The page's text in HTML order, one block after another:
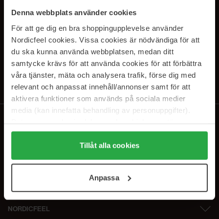
Denna webbplats använder cookies
För att ge dig en bra shoppingupplevelse använder
Nordicfeel cookies. Vissa cookies är nödvändiga för att
du ska kunna använda webbplatsen, medan ditt
samtycke krävs för att använda cookies för att förbättra
våra tjänster, mäta och analysera trafik, förse dig med
relevant och anpassat innehåll/annonser samt för att
aktivera funktioner som används på sociala medier
media (kan innefatta behandling av personuppgifter).
Genom att trycka på "Tillåt alla cookies" accepterar du
alla cookies, medan du under "Detaljer" kan anpassa
användningen av cookies. Du kan när som helst återkalla
samt vår Integritetspolicy.
Tillåt alla cookies
Anpassa
PRENUMERERA PÅ VÅRA
NYHETSBREV
E-postadress
Genom att prenumerera accepterar du vårIntegritetspolicy.
NORDICFEEL